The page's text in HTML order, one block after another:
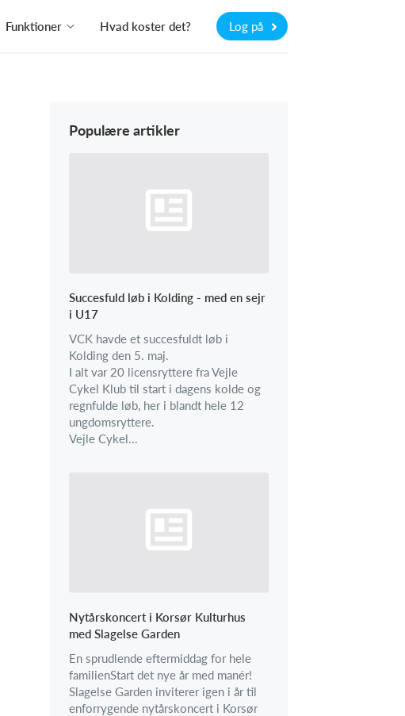
Funktioner Hvad koster det? Log på
Populære artikler
Succesfuld løb i Kolding - med en sejr
i U17
VCK havde et succesfuldt løb i
Kolding den 5. maj.
I alt var 20 licensryttere fra Vejle
Cykel Klub til start i dagens kolde og
regnfulde løb, her i blandt hele 12
ungdomsryttere.
Vejle Cykel...
Nytårskoncert i Korsør Kulturhus
med Slagelse Garden
En sprudlende eftermiddag for hele
familienStart det nye år med manér!
Slagelse Garden inviterer igen i år til
enforrygende nytårskoncert i Korsør